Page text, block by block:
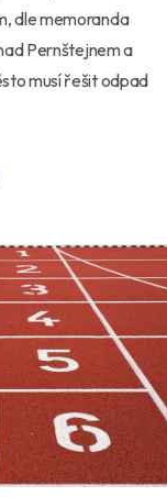
dle memoranda
Pernštejnem a
musí řešit odpad